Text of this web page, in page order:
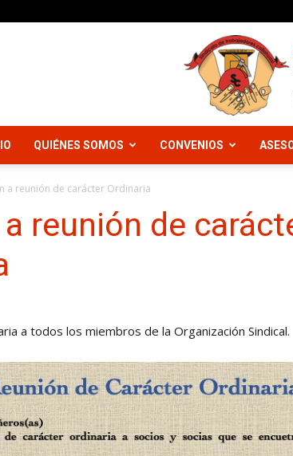
QUIÉNES SOMOS CONVENIOS
a reunión de carácter Ordinaria
reunión de
a todos los miembros de la Organización Sindical.